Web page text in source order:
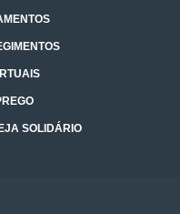
SOLIDÁRIO